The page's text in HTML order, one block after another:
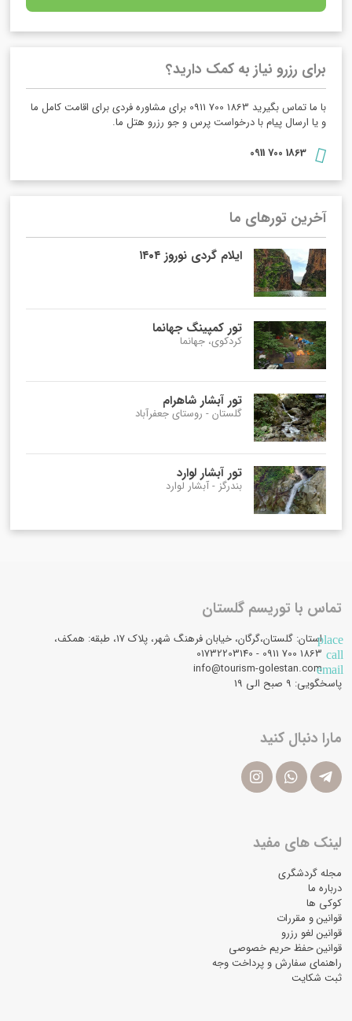
برای رزرو نیاز به کمک دارید؟
با ما تماس بگیرید 1863 700 0911 برای مشاوره فردی برای اقامت کامل ما
و یا ارسال پیام با درخواست پرس و جو رزرو هتل ما.
1863 700 0911
آخرین تورهای ما
ایلام گردی نوروز ۱۴۰۴
تور کمپینگ جهانما
کردکوی، جهانما
تور آبشار شاهرام
گلستان - روستای جعفرآباد
تور آبشار لوارد
بندرگز - آبشار لوارد
تماس با توریسم گلستان
placeاستان: گلستان،گرگان، خیابان فرهنگ شهر، پلاک 17، طبقه: همکف،
call
email
info@tourism-golestan.com
پاسخگویی: ۹ صبح الی 19
مارا دنبال کنید
لینک های مفید
مجله گردشگری
درباره ما
کوکی ها
قوانین و مقررات
قوانین لغو رزرو
قوانین حفظ حریم خصوصی
راهنمای سفارش و پرداخت وجه
ثبت شکایت